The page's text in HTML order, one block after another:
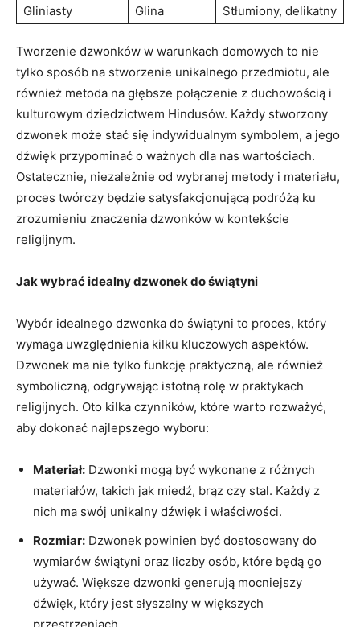
Gliniasty
Glina Stłumiony, delikatny
Tworzenie dzwonków w warunkach domowych to nie
tylko sposób na ⁢stworzenie unikalnego przedmiotu,⁢ ale
również metoda na głębsze połączenie z duchowością i
kulturowym dziedzictwem ⁤Hindusów. Każdy stworzony
dzwonek może stać się ⁢indywidualnym symbolem, a ​jego
dźwięk przypominać‌ o ważnych​ dla nas wartościach.
Ostatecznie, niezależnie ‍od wybranej metody i materiału,
proces twórczy będzie satysfakcjonującą podróżą ku
zrozumieniu ​znaczenia dzwonków w kontekście
religijnym.
Jak wybrać idealny dzwonek do świątyni
Wybór idealnego dzwonka do świątyni to proces, który
wymaga uwzględnienia kilku kluczowych aspektów.
Dzwonek ⁢ma nie tylko funkcję praktyczną, ale również​
symboliczną, odgrywając istotną rolę w praktykach
religijnych. Oto kilka czynników, które warto rozważyć,
aby dokonać ⁤najlepszego wyboru:
Materiał: Dzwonki mogą być wykonane z ​różnych
materiałów, takich jak miedź, brąz czy stal. Każdy z
nich ma swój unikalny dźwięk i właściwości.
Rozmiar: Dzwonek powinien być dostosowany do
wymiarów świątyni oraz‍ liczby osób, które będą go
używać. Większe dzwonki generują mocniejszy
dźwięk, który jest słyszalny w większych